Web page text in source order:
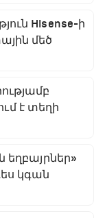
Hisense-ի
մեծ
է տեղի
եղբայրներ»
կգան